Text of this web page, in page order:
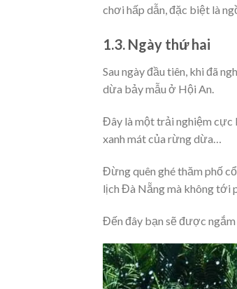
chơi hấp dẫn, đặc biệt là
1.3. Ngày thứ hai
Sau ngày đầu tiên, khi đã
dừa bảy mẫu ở Hội An.
Đây là một trải nghiệm cực
xanh mát của rừng dừa…
Đừng quên ghé thăm phố
lịch Đà Nẵng mà không tới
Đến đây bạn sẽ được ngắm